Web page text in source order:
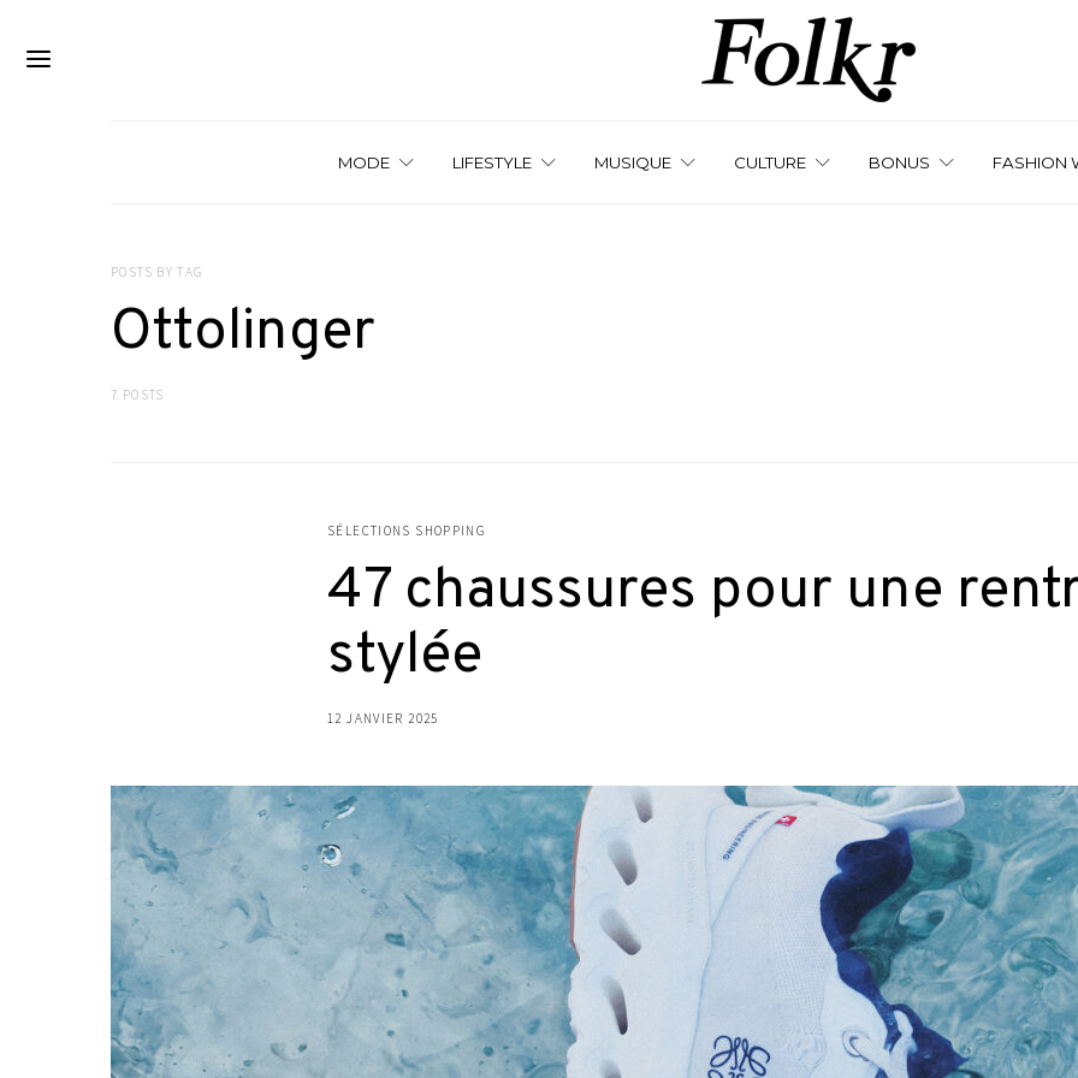
MODE LIFESTYLE MUSIQUE CULTURE BONUS FASHION
POSTS BY TAG
Ottolinger
7 POSTS
SÉLECTIONS SHOPPING
47 chaussures pour une
stylée
12 JANVIER 2025